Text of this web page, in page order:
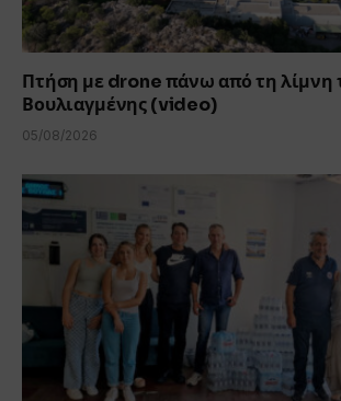
Πτήση με drone πάνω από τη λίμνη
Βουλιαγμένης (video)
05/08/2026